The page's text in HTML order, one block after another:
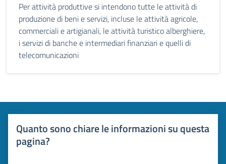
Per attività produttive si intendono tutte le attività di
produzione di beni e servizi, incluse le attività agricole,
commerciali e artigianali, le attività turistico alberghiere,
i servizi di banche e intermediari finanziari e quelli di
telecomunicazioni
Quanto sono chiare le informazioni su questa
pagina?